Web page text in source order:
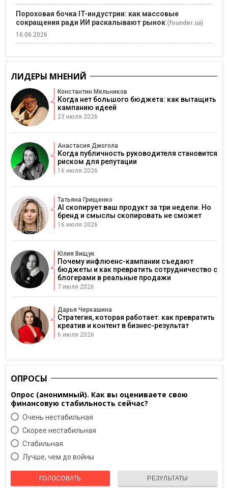
Пороховая бочка IT-индустрии: как массовые
сокращения ради ИИ раскалывают рынок (founder.ua)
16.06.2026
ЛИДЕРЫ МНЕНИЙ
Константин Мельников
Когда нет большого бюджета: как вытащить
кампанию идеей
23 июля 2026
Анастасия Джогола
Когда публичность руководителя становится
риском для репутации
16 июля 2026
Татьяна Грищенко
AI скопирует ваш продукт за три недели. Но
бренд и смыслы скопировать не сможет
16 июля 2026
Юлия Вищук
Почему инфлюенс-кампании съедают
бюджеты и как превратить сотрудничество с
блогерами в реальные продажи
7 июля 2026
Дарья Черкашина
Стратегия, которая работает: как превратить
креатив и контент в бизнес-результат
6 июля 2026
ОПРОСЫ
Опрос (анонимный). Как вы оцениваете свою
финансовую стабильность сейчас?
Очень нестабильная
Скорее нестабильная
Cтабильная
Лучше, чем до войны
ГОЛОСОВАТЬ РЕЗУЛЬТАТЫ